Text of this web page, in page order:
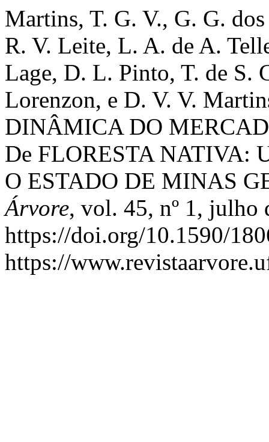
Martins, T. G. V., G. G.
R. V. Leite, L. A. de A.
Lage, D. L. Pinto, T. de S.
Lorenzon, e D. V. V.
DINÂMICA DO
De FLORESTA NATIVA:
O ESTADO DE MINAS
Árvore, vol. 45, nº 1, julho
https://doi.org/10.1590/
https://